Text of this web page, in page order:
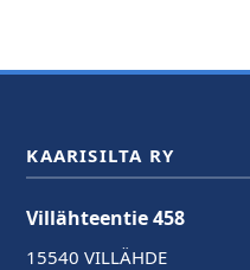
KAARISILTA RY
Villähteentie 458
15540 VILLÄHDE